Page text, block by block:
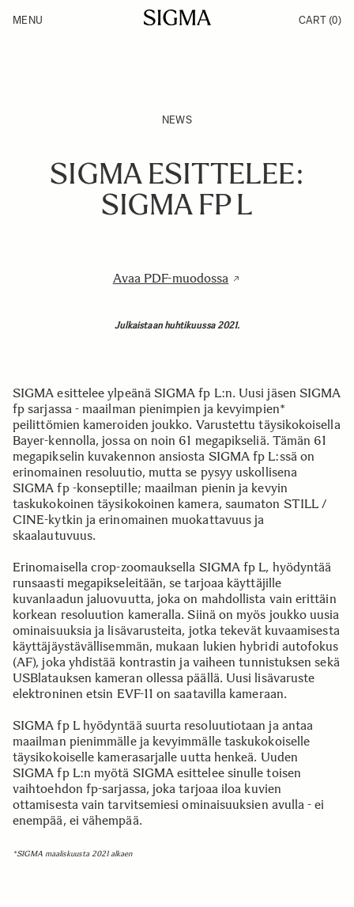
Products
MENU CART (0)
NEWS
SIGMA ESITTELEE:
SIGMA FP L
Avaa PDF-muodossa
Julkaistaan huhtikuussa 2021.
SIGMA esittelee ylpeänä SIGMA fp L:n. Uusi jäsen SIGMA
fp sarjassa - maailman pienimpien ja kevyimpien*
peilittömien kameroiden joukko. Varustettu täysikokoisella
Bayer-kennolla, jossa on noin 61 megapikseliä. Tämän 61
megapikselin kuvakennon ansiosta SIGMA fp L:ssä on
erinomainen resoluutio, mutta se pysyy uskollisena
SIGMA fp -konseptille; maailman pienin ja kevyin
taskukokoinen täysikokoinen kamera, saumaton STILL /
CINE-kytkin ja erinomainen muokattavuus ja
skaalautuvuus.
Erinomaisella crop-zoomauksella SIGMA fp L, hyödyntää
runsaasti megapikseleitään, se tarjoaa käyttäjille
kuvanlaadun jaluovuutta, joka on mahdollista vain erittäin
korkean resoluution kameralla. Siinä on myös joukko uusia
ominaisuuksia ja lisävarusteita, jotka tekevät kuvaamisesta
käyttäjäystävällisemmän, mukaan lukien hybridi autofokus
(AF), joka yhdistää kontrastin ja vaiheen tunnistuksen sekä
USBlatauksen kameran ollessa päällä. Uusi lisävaruste
elektroninen etsin EVF-11 on saatavilla kameraan.
SIGMA fp L hyödyntää suurta resoluutiotaan ja antaa
maailman pienimmälle ja kevyimmälle taskukokoiselle
täysikokoiselle kamerasarjalle uutta henkeä. Uuden
SIGMA fp L:n myötä SIGMA esittelee sinulle toisen
vaihtoehdon fp-sarjassa, joka tarjoaa iloa kuvien
ottamisesta vain tarvitsemiesi ominaisuuksien avulla - ei
enempää, ei vähempää.
*SIGMA maaliskuusta 2021 alkaen